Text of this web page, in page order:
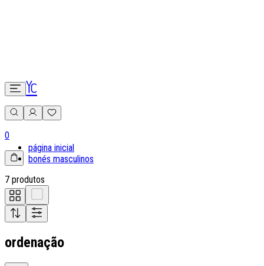
0
página inicial
bonés masculinos
7 produtos
ordenação